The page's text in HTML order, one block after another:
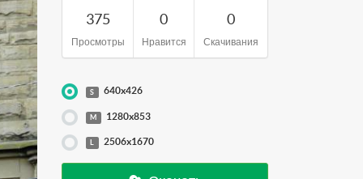
375
Просмотры
0
Нравится
0
Скачивания
S 640x426
M 1280x853
L 2506x1670